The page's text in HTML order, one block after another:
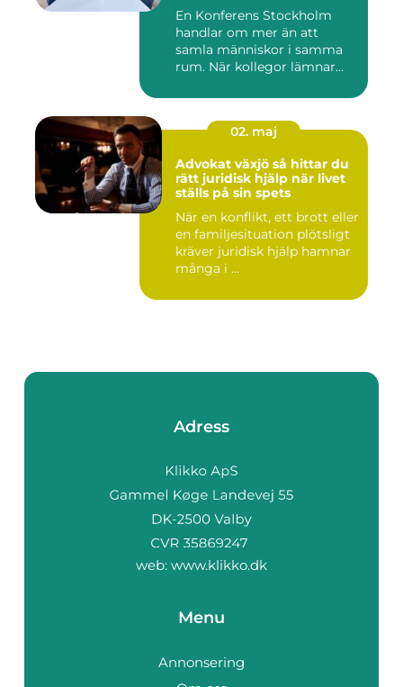
En Konferens Stockholm
handlar om mer än att
samla människor i samma
rum. När kollegor lämnar
02. maj
Advokat växjö så hittar du
rätt juridisk hjälp när livet
ställs på sin spets
När en konflikt, ett brott eller
en familjesituation plötsligt
kräver juridisk hjälp hamnar
många i ...
Adress
web: www.klikko.dk
Menu
Annonsering